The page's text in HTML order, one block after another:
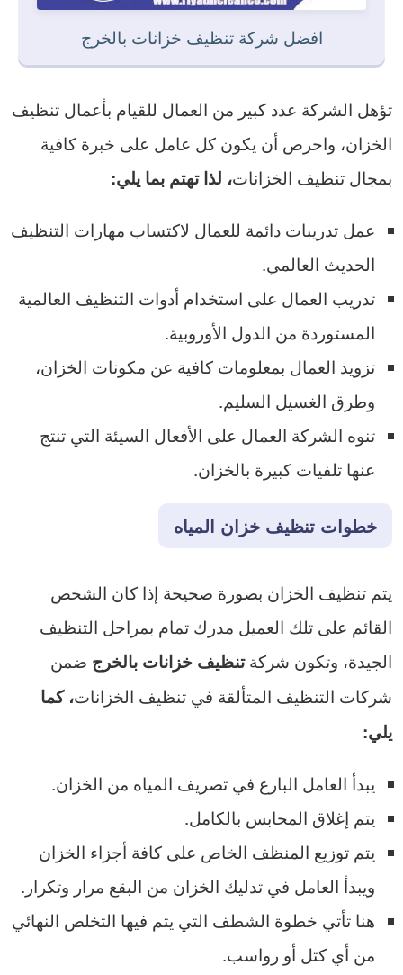
افضل شركة تنظيف خزانات بالخرج
تؤهل الشركة عدد كبير من العمال للقيام بأعمال تنظيف
الخزان، واحرص أن يكون كل عامل على خبرة كافية
بمجال تنظيف الخزانات، لذا تهتم بما يلي:
عمل تدريبات دائمة للعمال لاكتساب مهارات التنظيف
الحديث العالمي.
تدريب العمال على استخدام أدوات التنظيف العالمية
المستوردة من الدول الأوروبية.
تزويد العمال بمعلومات كافية عن مكونات الخزان،
وطرق الغسيل السليم.
تنوه الشركة العمال على الأفعال السيئة التي تنتج
عنها تلفيات كبيرة بالخزان.
خطوات تنظيف خزان المياه
يتم تنظيف الخزان بصورة صحيحة إذا كان الشخص
القائم على تلك العميل مدرك تمام بمراحل التنظيف
الجيدة، وتكون شركةتنظيف خزانات بالخرج ضمن
شركات التنظيف المتألقة في تنظيف الخزانات، كما
يلي:
يبدأ العامل البارع في تصريف المياه من الخزان.
يتم إغلاق المحابس بالكامل.
يتم توزيع المنظف الخاص على كافة أجزاء الخزان
ويبدأ العامل في تدليك الخزان من البقع مرار وتكرار.
هنا تأتي خطوة الشطف التي يتم فيها التخلص النهائي
من أي كتل أو رواسب.